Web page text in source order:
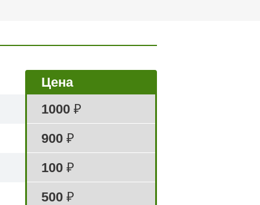
Цена
1000 ₽
900 ₽
100 ₽
500 ₽